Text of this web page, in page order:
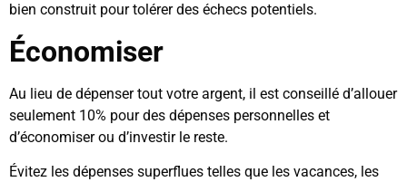
bien construit pour tolérer des échecs potentiels.
Économiser
Au lieu de dépenser tout votre argent, il est conseillé d’allouer
seulement 10% pour des dépenses personnelles et
d’économiser ou d’investir le reste.
Évitez les dépenses superflues telles que les vacances, les